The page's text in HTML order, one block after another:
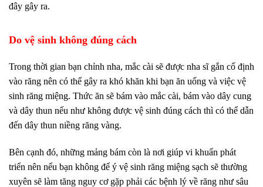
đây gây ra.
Do vệ sinh không đúng cách
Trong thời gian bạn chỉnh nha, mắc cài sẽ được nha sĩ gắn cố định
vào răng nên có thể gây ra khó khăn khi bạn ăn uống và việc vệ
sinh răng miệng. Thức ăn sẽ bám vào mắc cài, bám vào dây cung
và dây thun nếu như không được vệ sinh đúng cách thì có thể dẫn
đến dây thun niềng răng vàng.
Bên cạnh đó, những mảng bám còn là nơi giúp vi khuẩn phát
triển nên nếu bạn không để ý vệ sinh răng miệng sạch sẽ thường
xuyên sẽ làm tăng nguy cơ gặp phải các bệnh lý về răng như sâu